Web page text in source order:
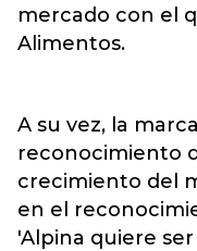
mercado con el
Alimentos.
A su vez, la
reconocimiento
crecimiento del
en el
'Alpina quiere